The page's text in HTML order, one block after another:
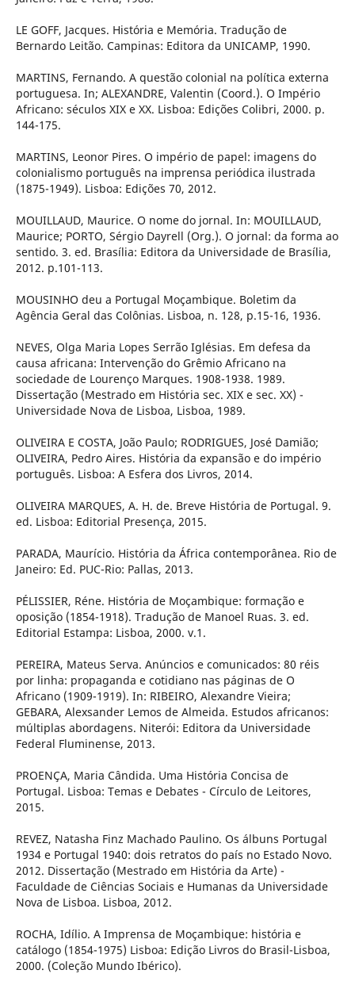
LE GOFF, Jacques. História e Memória. Tradução de
Bernardo Leitão. Campinas: Editora da UNICAMP, 1990.
MARTINS, Fernando. A questão colonial na política externa
portuguesa. In; ALEXANDRE, Valentin (Coord.). O Império
Africano: séculos XIX e XX. Lisboa: Edições Colibri, 2000. p.
144-175.
MARTINS, Leonor Pires. O império de papel: imagens do
colonialismo português na imprensa periódica ilustrada
(1875-1949). Lisboa: Edições 70, 2012.
MOUILLAUD, Maurice. O nome do jornal. In: MOUILLAUD,
Maurice; PORTO, Sérgio Dayrell (Org.). O jornal: da forma ao
sentido. 3. ed. Brasília: Editora da Universidade de Brasília,
2012. p.101-113.
MOUSINHO deu a Portugal Moçambique. Boletim da
Agência Geral das Colônias. Lisboa, n. 128, p.15-16, 1936.
NEVES, Olga Maria Lopes Serrão Iglésias. Em defesa da
causa africana: Intervenção do Grêmio Africano na
sociedade de Lourenço Marques. 1908-1938. 1989.
Dissertação (Mestrado em História sec. XIX e sec. XX) -
Universidade Nova de Lisboa, Lisboa, 1989.
OLIVEIRA E COSTA, João Paulo; RODRIGUES, José Damião;
OLIVEIRA, Pedro Aires. História da expansão e do império
português. Lisboa: A Esfera dos Livros, 2014.
OLIVEIRA MARQUES, A. H. de. Breve História de Portugal. 9.
ed. Lisboa: Editorial Presença, 2015.
PARADA, Maurício. História da África contemporânea. Rio de
Janeiro: Ed. PUC-Rio: Pallas, 2013.
PÉLISSIER, Réne. História de Moçambique: formação e
oposição (1854-1918). Tradução de Manoel Ruas. 3. ed.
Editorial Estampa: Lisboa, 2000. v.1.
PEREIRA, Mateus Serva. Anúncios e comunicados: 80 réis
por linha: propaganda e cotidiano nas páginas de O
Africano (1909-1919). In: RIBEIRO, Alexandre Vieira;
GEBARA, Alexsander Lemos de Almeida. Estudos africanos:
múltiplas abordagens. Niterói: Editora da Universidade
Federal Fluminense, 2013.
PROENÇA, Maria Cândida. Uma História Concisa de
Portugal. Lisboa: Temas e Debates - Círculo de Leitores,
2015.
REVEZ, Natasha Finz Machado Paulino. Os álbuns Portugal
1934 e Portugal 1940: dois retratos do país no Estado Novo.
2012. Dissertação (Mestrado em História da Arte) -
Faculdade de Ciências Sociais e Humanas da Universidade
Nova de Lisboa. Lisboa, 2012.
ROCHA, Idílio. A Imprensa de Moçambique: história e
catálogo (1854-1975) Lisboa: Edição Livros do Brasil-Lisboa,
2000. (Coleção Mundo Ibérico).